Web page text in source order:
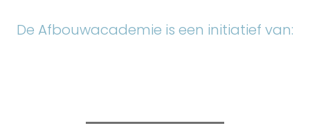
De Afbouwacademie is een initiatief van: